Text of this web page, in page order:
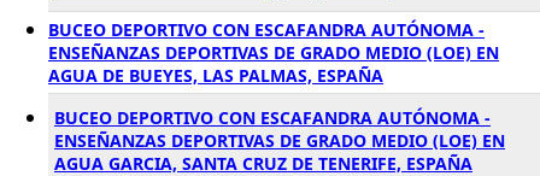
BUCEO DEPORTIVO CON ESCAFANDRA AUTÓNOMA -
ENSEÑANZAS DEPORTIVAS DE GRADO MEDIO (LOE) EN
AGUA DE BUEYES, LAS PALMAS, ESPAÑA
BUCEO DEPORTIVO CON ESCAFANDRA AUTÓNOMA -
ENSEÑANZAS DEPORTIVAS DE GRADO MEDIO (LOE) EN
AGUA GARCIA, SANTA CRUZ DE TENERIFE, ESPAÑA